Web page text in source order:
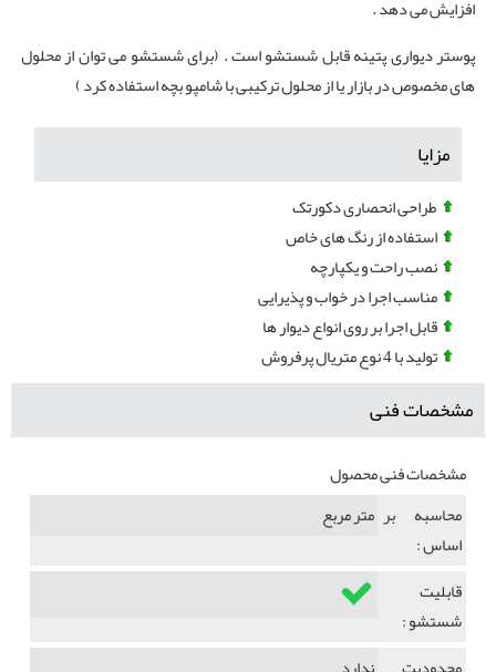
افزایش می دهد .
پوستر دیواری پتینه قابل شستشو است . (برای شستشو می توان از محلول
های مخصوص در بازار یا از محلول ترکیبی با شامپو بچه استفاده کرد )
مزایا
طراحی انحصاری دکورتک
استفاده از رنگ های خاص
نصب راحت و یکپارچه
مناسب اجرا در خواب و پذیرایی
قابل اجرا بر روی انواع دیوار ها
تولید با 4 نوع متریال پرفروش
مشخصات فنی
مشخصات فنی محصول
محاسبه بر
اساس :
متر مربع
قابلیت
شستشو :